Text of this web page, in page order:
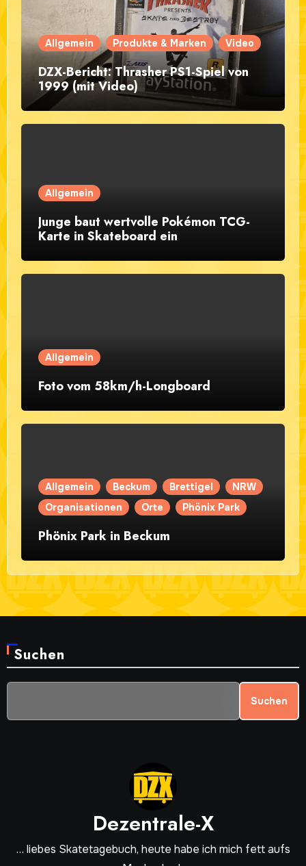
Allgemein Produkte & Marken Video
DZX-Bericht: Thrasher PS1-Spiel von
1999 (mit Video)
Allgemein
Junge baut wertvolle Pokémon TCG-
Karte in Skateboard ein
Allgemein
Foto vom 58km/h-Longboard
Allgemein Beckum Brettigel
NRW
Organisationen
Orte Phönix Park
Phönix Park in Beckum
Suchen
Suchen
Dezentrale-X
… liebes Skatetagebuch, heute habe ich mich fett aufs